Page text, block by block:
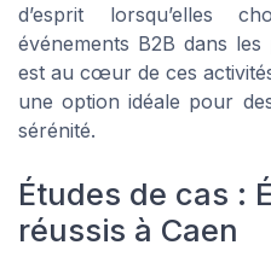
d’esprit lorsqu’elles
événements B2B dans
est au cœur de ces
une option idéale pour
sérénité.
Études de cas :
réussis à Caen